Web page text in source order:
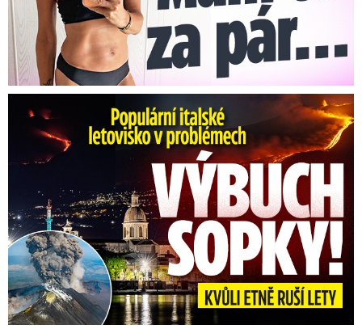
Erupce sicilské sopky Etny: Ruší desítky letů